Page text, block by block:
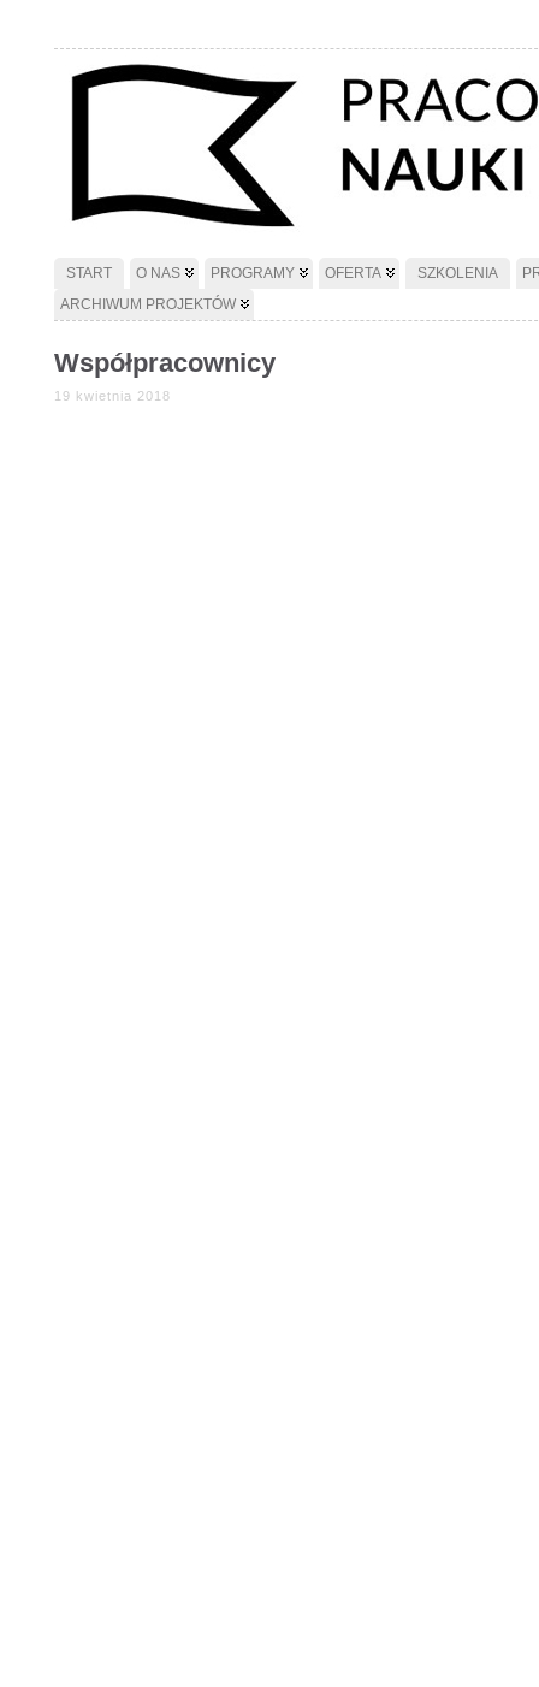
START O NAS PROGRAMY OFERTA SZKOLENIA
ARCHIWUM PROJEKTÓW
Współpracownicy
19 kwietnia 2018